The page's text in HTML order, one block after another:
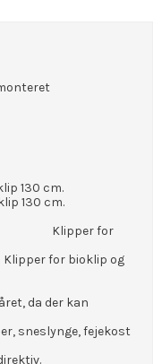
130 cm.
130 cm.
130/150 cm.
for
cm dual cut
og
da der kan
sneslynge, fejekost